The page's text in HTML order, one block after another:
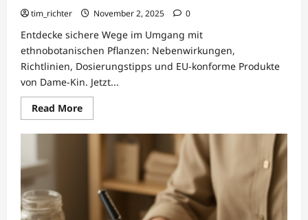
tim_richter November 2, 2025 0
Entdecke sichere Wege im Umgang mit
ethnobotanischen Pflanzen: Nebenwirkungen,
Richtlinien, Dosierungstipps und EU-konforme Produkte
von Dame-Kin. Jetzt...
Read MoreRead
more
Nebenwirkungen
Ethnobotanik
Dame-